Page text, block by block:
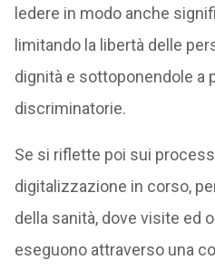
ledere in modo anche
limitando la libertà delle
dignità e sottoponendole a
discriminatorie.
Se si riflette poi sui
digitalizzazione in corso,
della sanità, dove visite ed
eseguono attraverso una